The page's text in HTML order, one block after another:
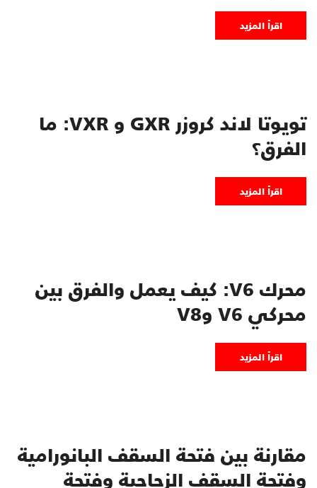
اقرأ المزيد
تويوتا لاند كروزر GXR و VXR: ما
الفرق؟
اقرأ المزيد
محرك V6: كيف يعمل والفرق بين
محركي V6 وV8
اقرأ المزيد
مقارنة بين فتحة السقف البانورامية
وفتحة السقف الزجاجية وفتحة